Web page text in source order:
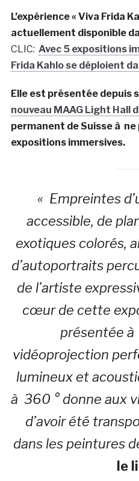
L’expérience « Viva Frida
actuellement disponible
CLIC: Avec 5 expositions
Frida Kahlo se déploient
Elle est présentée depuis
nouveau MAAG Light Hall
permanent de Suisse à
expositions immersives.
« Empreintes
accessible, de
exotiques colorés,
d’autoportraits
de l’artiste
cœur de cette
présentée à
vidéoprojection
lumineux et
à 360 ° donne aux
d’avoir été
dans les peintures
le